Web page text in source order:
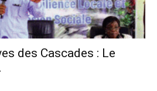
des Cascades : Le